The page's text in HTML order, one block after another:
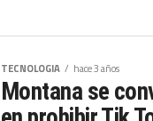
TECNOLOGIA hace 3 años
Montana se